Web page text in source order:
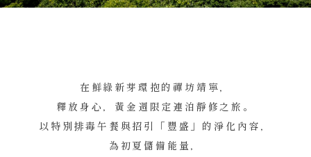
在鮮綠新芽環抱的禪坊靖寧，
釋放身心，黃金週限定連泊靜修之旅。
以特別排毒午餐與招引「豐盛」的淨化內容，
為初夏儲備能量，